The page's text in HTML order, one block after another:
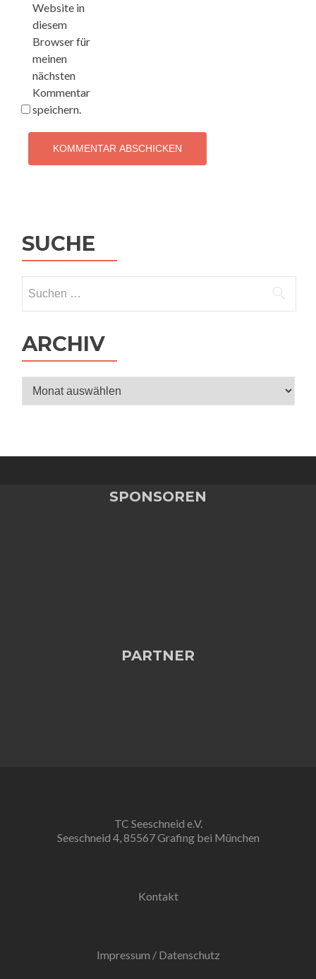
Website in
diesem
Browser für
meinen
nächsten
Kommentar
speichern.
SUCHE
nach:
ARCHIV
Archiv
SPONSOREN
PARTNER
TC Seeschneid e.V.
Seeschneid 4, 85567 Grafing bei München
Kontakt
Impressum / Datenschutz